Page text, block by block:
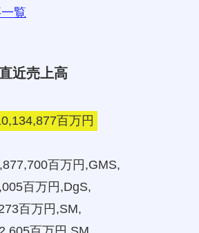
覧
近売上高
百万円
百万円,GMS,
百万円,DgS,
百万円,SM,